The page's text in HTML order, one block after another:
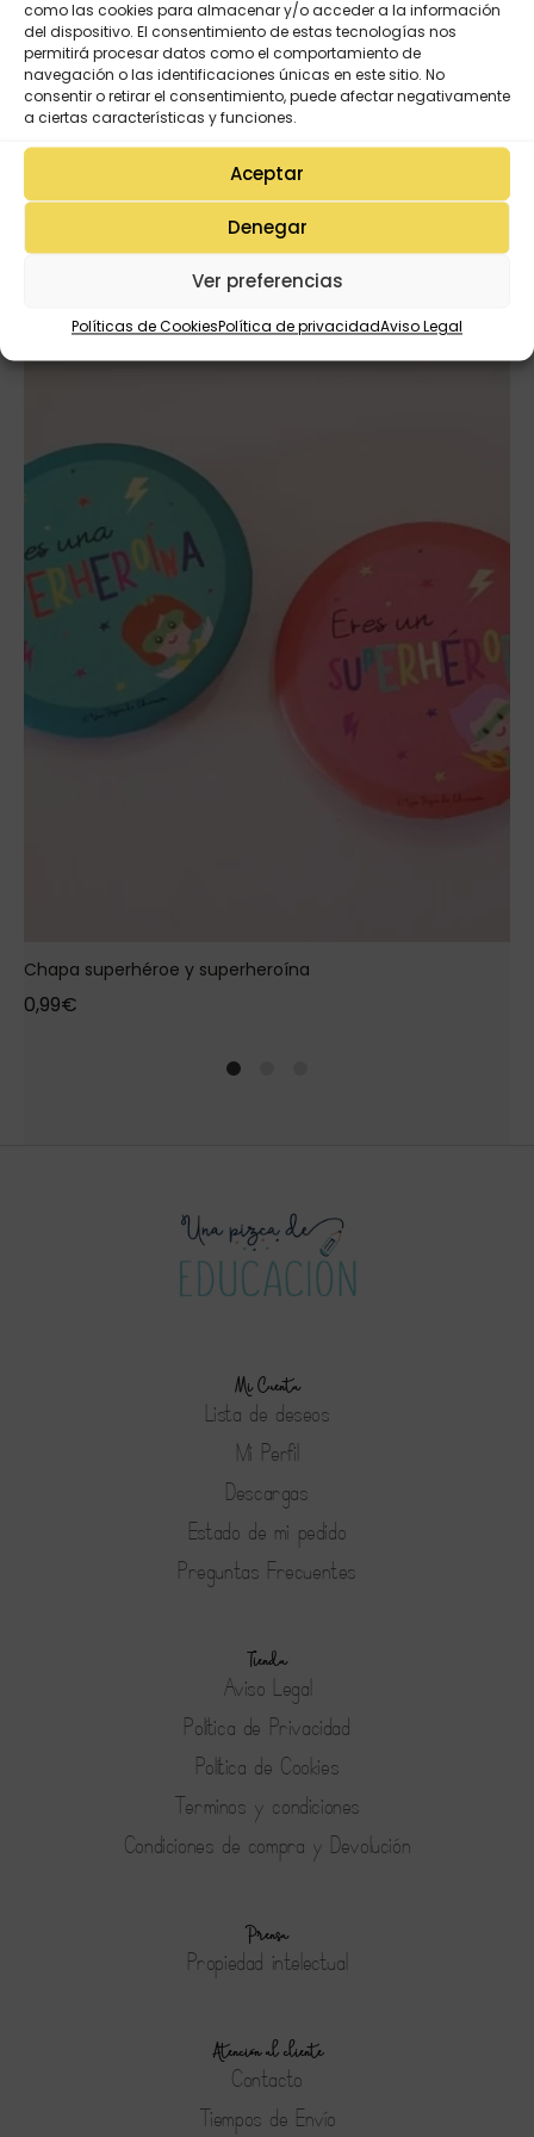
como las cookies para almacenar y/o acceder a la información
del dispositivo. El consentimiento de estas tecnologías nos
permitirá procesar datos como el comportamiento de
navegación o las identificaciones únicas en este sitio. No
consentir o retirar el consentimiento, puede afectar negativamente
a ciertas características y funciones.
Aceptar
Denegar
Ver preferencias
Políticas de CookiesPolítica de privacidadAviso Legal
Frase gravada: «fas màgia als cors»
VALORACIONES (0)
Productos Relacionados
Chapa superhéroe y superheroína
0,99€
Mi Cuenta
Lista de deseos
Mi Perfil
Descargas
Estado de mi pedido
Preguntas Frecuentes
Tienda
Aviso Legal
Política de Privacidad
Política de Cookies
Terminos y condiciones
Condiciones de compra y Devolución
Prensa
Propiedad intelectual
Atención al cliente
Contacto
Tiempos de Envío